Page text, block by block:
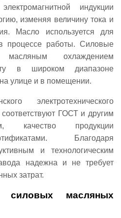
индукции
изменяя величину тока и
Масло используется для
процессе работы. Силовые
охлаждением
в широком диапазоне
улице и в помещении.
электротехнического
ГОСТ и другим
качество продукции
Благодаря
и технологическим
надежна и не требует
затрат.
силовых масляных